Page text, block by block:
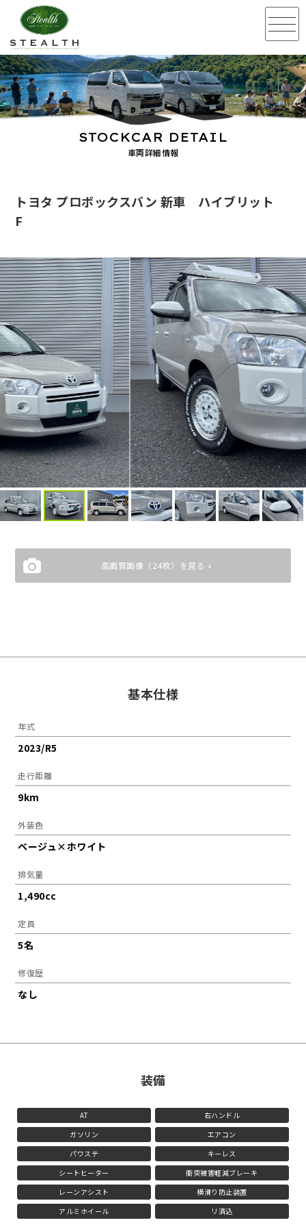
車両詳細情報
STOCKCAR DETAIL
トヨタ プロボックスバン 新車 ハイブリット
F
高画質画像（24枚）を見る »
基本仕様
年式
2023/R5
走行距離
9km
外装色
ベージュ×ホワイト
排気量
1,490cc
定員
5名
修復歴
なし
装備
AT
右ハンドル
ガソリン
エアコン
パワステ
キーレス
シートヒーター
衝突被害軽減ブレーキ
レーンアシスト
横滑り防止装置
アルミホイール
リ済込